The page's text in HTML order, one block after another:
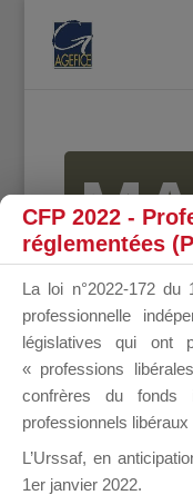
CFP 2022 -
réglementées
La loi n°2022-172 du
professionnelle
législatives qui ont
« professions
confrères du fonds
professionnels libéraux
L’Urssaf, en
1er janvier 2022.